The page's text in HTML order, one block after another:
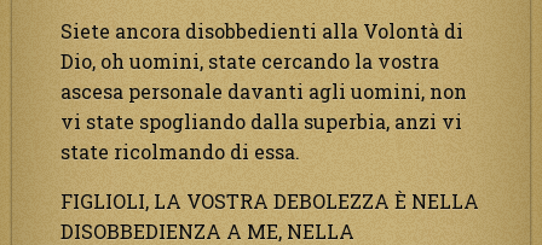
Siete ancora disobbedienti alla Volontà di
Dio, oh uomini, state cercando la vostra
ascesa personale davanti agli uomini, non
vi state spogliando dalla superbia, anzi vi
state ricolmando di essa.
FIGLIOLI, LA VOSTRA DEBOLEZZA È NELLA
DISOBBEDIENZA A ME, NELLA